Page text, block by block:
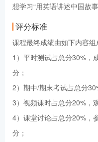
想学习“用英语讲述中国故
评分标准
课程最终成绩由如下内容组
1）平时测试占总分30%，
分；
2）期中/期末考试占总分
3）视频课时占总分20%，
4）课堂讨论占总分20%，
分；